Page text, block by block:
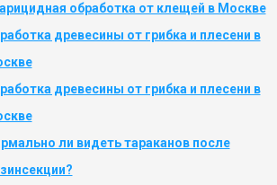
обработка от клещей в Москве
древесины от грибка и плесени в
древесины от грибка и плесени в
ли видеть тараканов после